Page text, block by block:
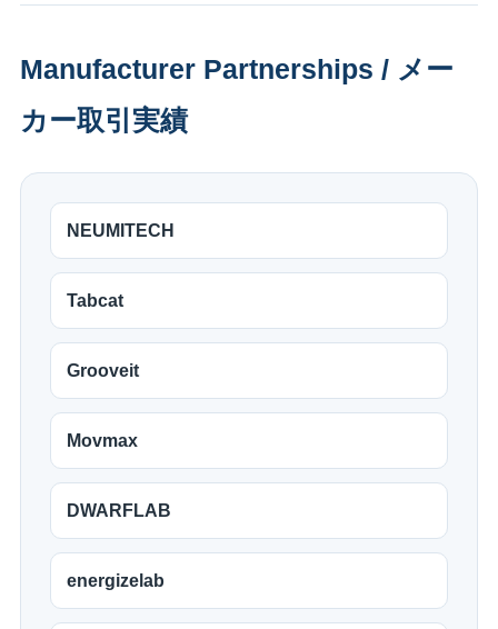
Manufacturer Partnerships / メー
カー取引実績
NEUMITECH
Tabcat
Grooveit
Movmax
DWARFLAB
energizelab